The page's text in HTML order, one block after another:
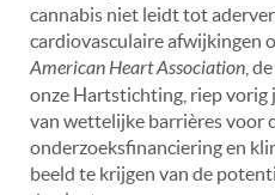
cannabis niet leidt tot
cardiovasculaire afwijkingen
American Heart Association ,
onze Hartstichting, riep vorig
van wettelijke barrières voor
onderzoeksfinanciering en
beeld te krijgen van de